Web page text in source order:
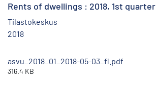
Rents of dwellings : 2018, 1st quarter
Tilastokeskus
2018
asvu_2018_01_2018-05-03_fi.pdf
316.4 KB